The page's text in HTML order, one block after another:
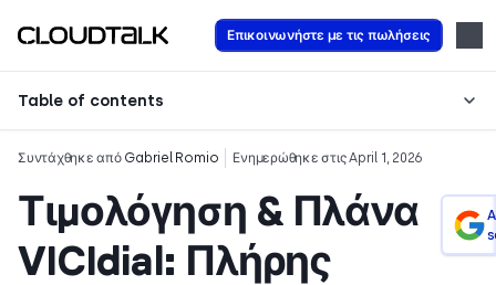
Επικοινωνήστε με τις πωλήσεις
Table of contents
Συντάχθηκε από Gabriel Romio Ενημερώθηκε στις April 1, 2026
Τιμολόγηση & Πλάνα
VICIdial: Πλήρης